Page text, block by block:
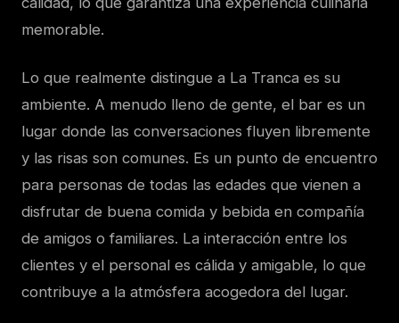
memorable.
Lo que realmente distingue a La Tranca es su
ambiente. A menudo lleno de gente, el bar es un
lugar donde las conversaciones fluyen libremente
y las risas son comunes. Es un punto de encuentro
para personas de todas las edades que vienen a
disfrutar de buena comida y bebida en compañía
de amigos o familiares. La interacción entre los
clientes y el personal es cálida y amigable, lo que
contribuye a la atmósfera acogedora del lugar.